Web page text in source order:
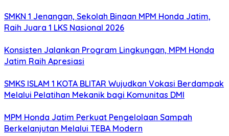
SMKN 1 Jenangan, Sekolah Binaan MPM Honda Jatim,
Raih Juara 1 LKS Nasional 2026
Konsisten Jalankan Program Lingkungan, MPM Honda
Jatim Raih Apresiasi
SMKS ISLAM 1 KOTA BLITAR Wujudkan Vokasi Berdampak
Melalui Pelatihan Mekanik bagi Komunitas DMI
MPM Honda Jatim Perkuat Pengelolaan Sampah
Berkelanjutan Melalui TEBA Modern